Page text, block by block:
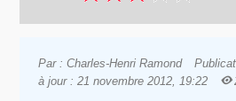
Par : Charles-Henri Ramond
à jour : 21 novembre 2012, 19:22